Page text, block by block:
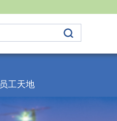
员工天地